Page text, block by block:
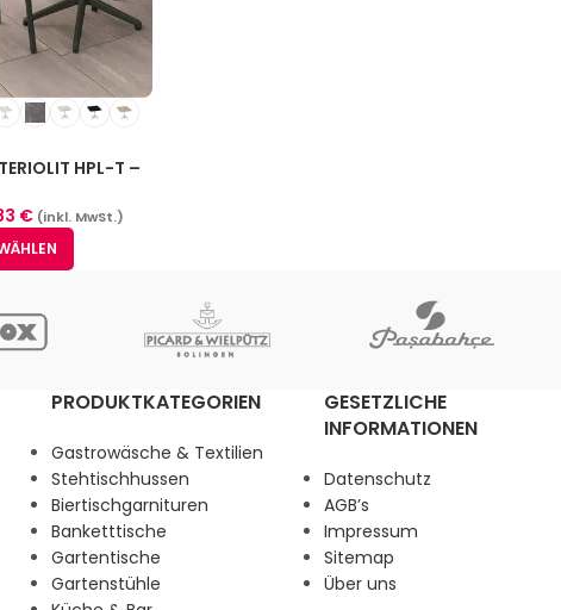
HPL-T –
€ (inkl. MwSt.)
PRODUKTKATEGORIEN
Gastrowäsche & Textilien
Stehtischhussen
Biertischgarnituren
Banketttische
Gartentische
Gartenstühle
GESETZLICHE
INFORMATIONEN
Datenschutz
AGB’s
Impressum
Sitemap
Über uns